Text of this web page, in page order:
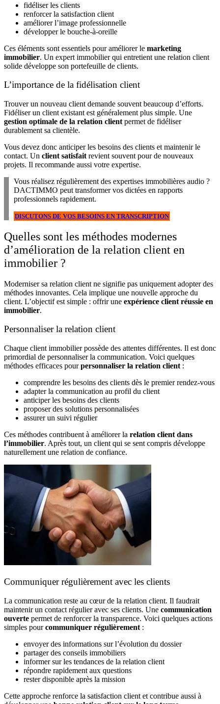
fidéliser les clients
renforcer la satisfaction client
améliorer l’image professionnelle
développer le bouche-à-oreille
Ces éléments sont essentiels pour améliorer le marketing
immobilier. Un expert immobilier qui entretient une relation client
solide développe son portefeuille de clients.
L’importance de la fidélisation client
Trouver un nouveau client demande souvent beaucoup d’efforts.
Fidéliser un client existant est généralement plus simple. Une
gestion optimale de la relation client permet de fidéliser
durablement sa clientèle.
Vous devez donc anticiper les besoins des clients et maintenir le
contact. Un client satisfait revient souvent pour de nouveaux
projets. Il recommande aussi votre expertise.
Vous réalisez régulièrement des expertises immobilières audio ?
DACTIMMO peut transformer vos dictées en rapports
professionnels rapidement.
DISCUTONS DE VOS BESOINS EN TRANSCRIPTION
Quelles sont les méthodes modernes
d’amélioration de la relation client en
immobilier ?
Moderniser sa relation client ne signifie pas uniquement adopter des
méthodes innovantes. Cela implique une nouvelle approche du
client. L’objectif est simple : offrir une expérience client réussie en
immobilier.
Personnaliser la relation client
Chaque client immobilier possède des attentes différentes. Il est donc
primordial de personnaliser la communication. Voici quelques
méthodes efficaces pourpersonnaliser la relation client :
comprendre les besoins des clients dès le premier rendez-vous
adapter la communication au profil du client
anticiper les besoins des clients
proposer des solutions personnalisées
assurer un suivi régulier
Ces méthodes contribuent à améliorer la relation client dans
l’immobilier. Après tout, un client qui se sent compris développe
naturellement une relation de confiance.
Communiquer régulièrement avec les clients
La communication reste au cœur de la relation client. Il faudrait
maintenir un contact régulier avec ses clients. Une communication
ouverte permet de renforcer la transparence. Voici quelques actions
simples pourcommuniquer régulièrement :
envoyer des informations sur l’évolution du dossier
partager des conseils immobiliers
informer sur les tendances de la relation client
répondre rapidement aux questions
rester disponible après la mission
Cette approche renforce la satisfaction client et contribue aussi à